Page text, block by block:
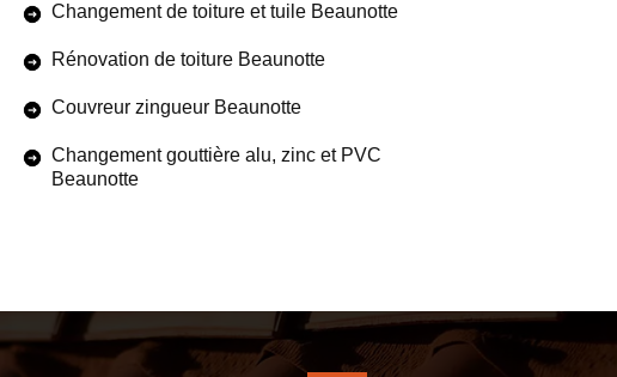
Changement de toiture et tuile Beaunotte
Rénovation de toiture Beaunotte
Couvreur zingueur Beaunotte
Changement gouttière alu, zinc et PVC
Beaunotte